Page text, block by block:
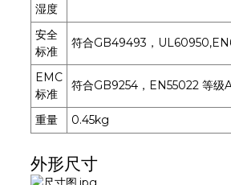
湿度
安全
标准
符合GB49493，
EMC
标准
符合GB9254，EN55022 等级
重量 0.45kg
外形尺寸